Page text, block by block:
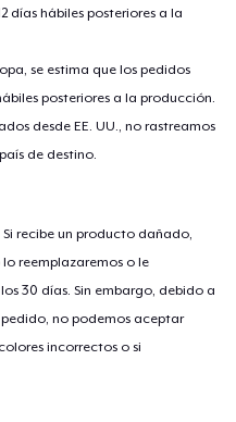
días hábiles posteriores a la
se estima que los pedidos
posteriores a la producción.
desde EE. UU., no rastreamos
de destino.
recibe un producto dañado,
reemplazaremos o le
30 días. Sin embargo, debido a
no podemos aceptar
incorrectos o si